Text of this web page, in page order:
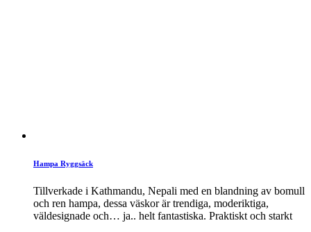
Hampa Ryggsäck
Tillverkade i Kathmandu, Nepali med en blandning av bomull
och ren hampa, dessa väskor är trendiga, moderiktiga,
väldesignade och… ja.. helt fantastiska. Praktiskt och starkt